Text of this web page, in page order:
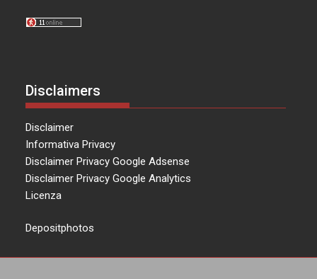
Disclaimers
Disclaimer
Informativa Privacy
Disclaimer Privacy Google Adsense
Disclaimer Privacy Google Analytics
Licenza
Depositphotos